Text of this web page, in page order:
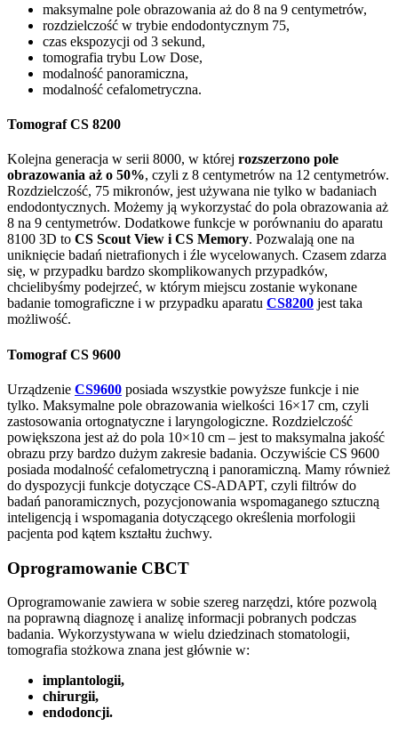
maksymalne pole obrazowania aż do 8 na 9 centymetrów,
rozdzielczość w trybie endodontycznym 75,
czas ekspozycji od 3 sekund,
tomografia trybu Low Dose,
modalność panoramiczna,
modalność cefalometryczna.
Tomograf CS 8200
Kolejna generacja w serii 8000, w której rozszerzono pole
obrazowania aż o 50%, czyli z 8 centymetrów na 12 centymetrów.
Rozdzielczość, 75 mikronów, jest używana nie tylko w badaniach
endodontycznych. Możemy ją wykorzystać do pola obrazowania aż
8 na 9 centymetrów. Dodatkowe funkcje w porównaniu do aparatu
8100 3D to CS Scout View i CS Memory. Pozwalają one na
uniknięcie badań nietrafionych i źle wycelowanych. Czasem zdarza
się, w przypadku bardzo skomplikowanych przypadków,
chcielibyśmy podejrzeć, w którym miejscu zostanie wykonane
badanie tomograficzne i w przypadku aparatu CS8200 jest taka
możliwość.
Tomograf CS 9600
Urządzenie CS9600 posiada wszystkie powyższe funkcje i nie
tylko. Maksymalne pole obrazowania wielkości 16×17 cm, czyli
zastosowania ortognatyczne i laryngologiczne. Rozdzielczość
powiększona jest aż do pola 10×10 cm – jest to maksymalna jakość
obrazu przy bardzo dużym zakresie badania. Oczywiście CS 9600
posiada modalność cefalometryczną i panoramiczną. Mamy również
do dyspozycji funkcje dotyczące CS-ADAPT, czyli filtrów do
badań panoramicznych, pozycjonowania wspomaganego sztuczną
inteligencją i wspomagania dotyczącego określenia morfologii
pacjenta pod kątem kształtu żuchwy.
Oprogramowanie CBCT
Oprogramowanie zawiera w sobie szereg narzędzi, które pozwolą
na poprawną diagnozę i analizę informacji pobranych podczas
badania. Wykorzystywana w wielu dziedzinach stomatologii,
tomografia stożkowa znana jest głównie w:
implantologii,
chirurgii,
endodoncji.